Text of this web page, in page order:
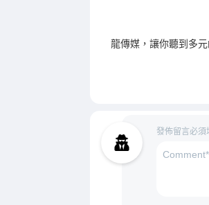
龍傳媒，讓你聽到多
發佈留言必須